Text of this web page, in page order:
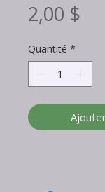
2,00 $
Quantité *